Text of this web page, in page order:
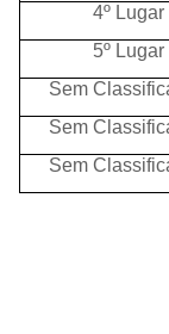
4º Lugar
5º Lugar
Sem
Sem
Sem